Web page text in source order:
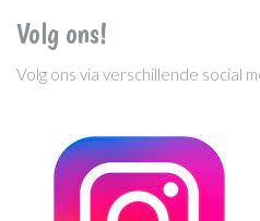
Volg ons!
Volg ons via verschillende social